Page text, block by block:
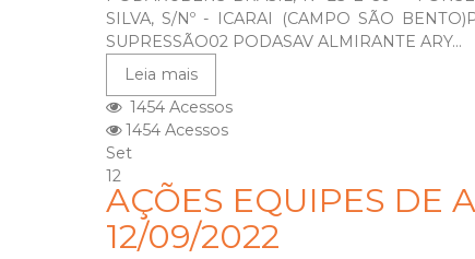
SILVA, S/Nº - ICARAI (CAMPO SÃO
SUPRESSÃO02 PODASAV ALMIRANTE ARY...
Leia mais
1454 Acessos
1454 Acessos
Set
12
AÇÕES EQUIPES DE
12/09/2022